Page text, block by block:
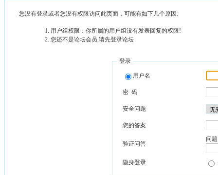
您没有登录或者您没有权限访问此页面，可能有如下几个原因:
用户组权限：你所属的用户组没有发表回复的权限!
您还不是论坛会员,请先登录论坛
登录
用户名
密 码
安全问题
您的答案
验证问答
问
隐身登录